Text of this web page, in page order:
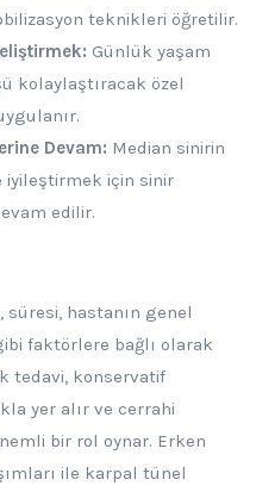
teknikleri öğretilir.
Günlük yaşam
kolaylaştıracak özel
Devam: Median sinirin
için sinir
edilir.
hastanın genel
faktörlere bağlı olarak
tedavi, konservatif
yer alır ve cerrahi
bir rol oynar. Erken
ile karpal tünel